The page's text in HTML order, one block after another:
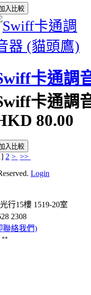
入比較
卡通調
卡通調
80.00
入比較
] 2 > >>
Login
行15樓 1519-20室
2308
聯絡我們)
**